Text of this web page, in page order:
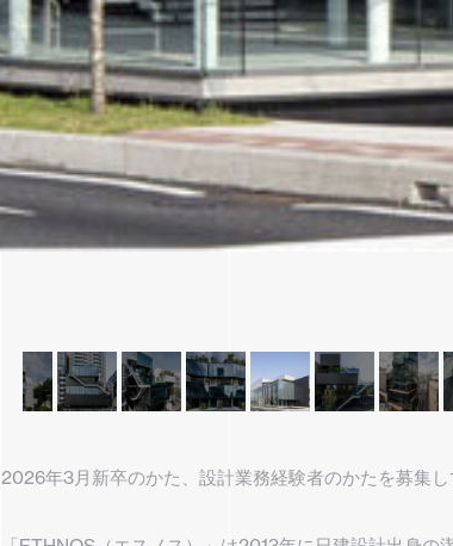
2026年3月新卒のかた、設計業務経験者のかたを募集し